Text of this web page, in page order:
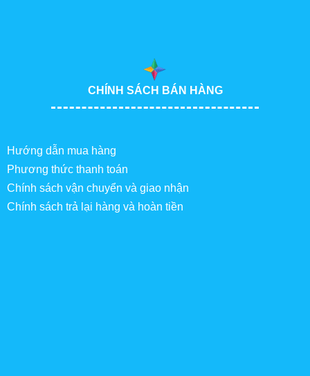
CHÍNH SÁCH BÁN HÀNG
Hướng dẫn mua hàng
Phương thức thanh toán
Chính sách vận chuyển và giao nhận
Chính sách trả lại hàng và hoàn tiền